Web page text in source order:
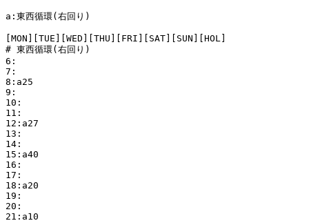
a:東西循環(右回り)
[MON][TUE][WED][THU][FRI][SAT][SUN][HOL]
# 東西循環(右回り)
6:
7:
8:a25
9:
10:
11:
12:a27
13:
14:
15:a40
16:
17:
18:a20
19:
20:
21:a10